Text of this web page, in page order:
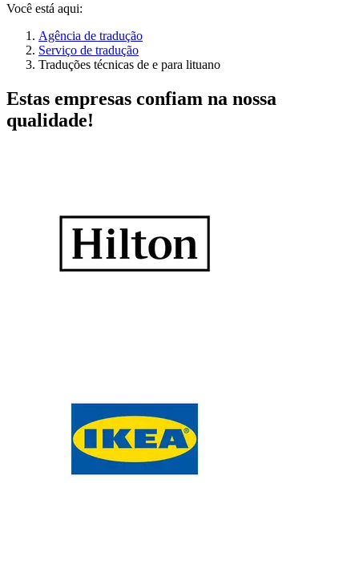
Você está aqui:
Agência de tradução
Serviço de tradução
Traduções técnicas de e para lituano
Estas empresas confiam na nossa
qualidade!